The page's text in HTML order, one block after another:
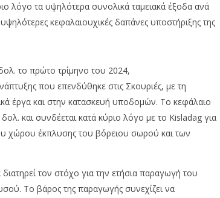
λόγο τα υψηλότερα συνολικά ταμειακά έξοδα ανά
κεφαλαιουχικές δαπάνες υποστήριξης της
το πρώτο τρίμηνο του 2024,
που επενδύθηκε στις Σκουριές, με τη
έργα και στην κατασκευή υποδομών. Το κεφάλαιο
και συνδέεται κατά κύριο λόγο με το Kisladag για
χώρου έκπλυσης του βόρειου σωρού και των
διατηρεί τον στόχο για την ετήσια παραγωγή του
Το βάρος της παραγωγής συνεχίζει να